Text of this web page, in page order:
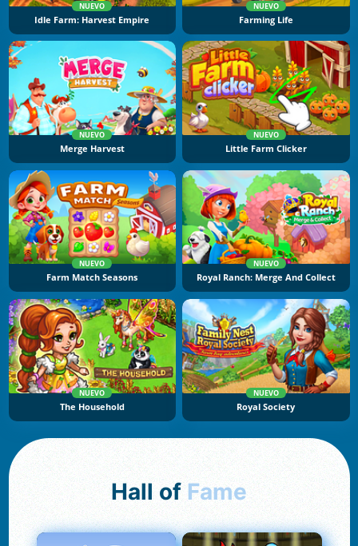
NUEVO
Idle Farm: Harvest Empire
NUEVO
Farming Life
NUEVO
Merge Harvest
NUEVO
Little Farm Clicker
NUEVO
Farm Match Seasons
NUEVO
Royal Ranch: Merge And Collect
NUEVO
The Household
NUEVO
Royal Society
Hall of Fame